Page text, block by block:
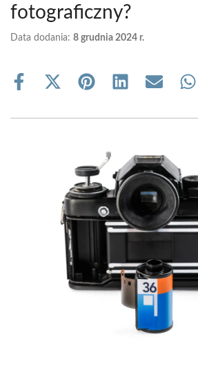
fotograficzny?
Data dodania: 8 grudnia 2024 r.
Share
Share
(Twitter)
Share Share Share